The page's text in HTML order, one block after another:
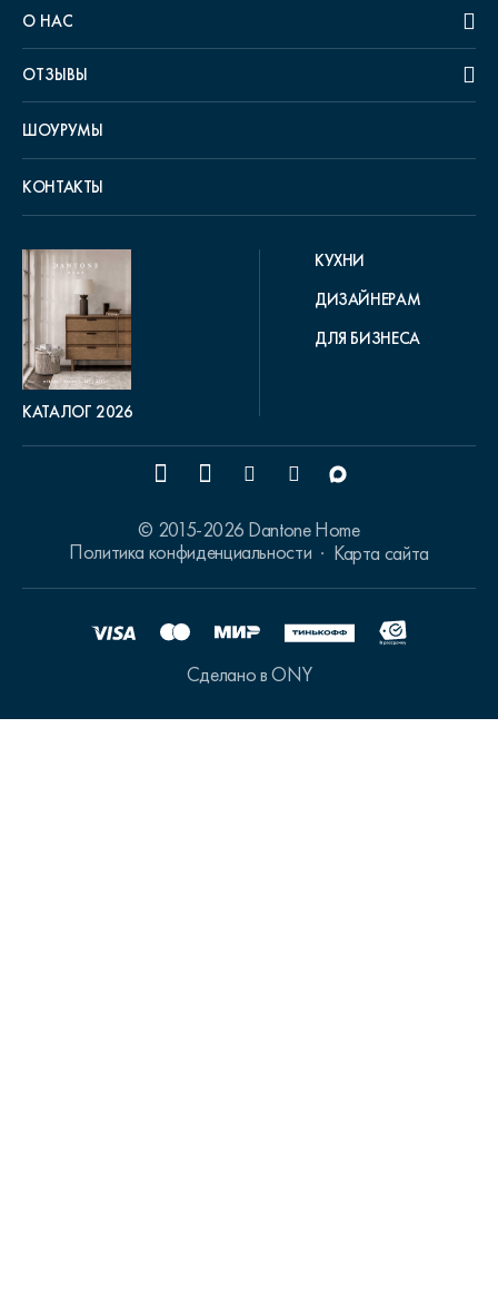
О НАС
ОТЗЫВЫ
ШОУРУМЫ
КОНТАКТЫ
КАТАЛОГ 2026
КУХНИ
ДИЗАЙНЕРАМ
ДЛЯ БИЗНЕСА
© 2015-2026 Dantone Home
Политика конфиденциальности
Карта сайта
Сделано в ONY